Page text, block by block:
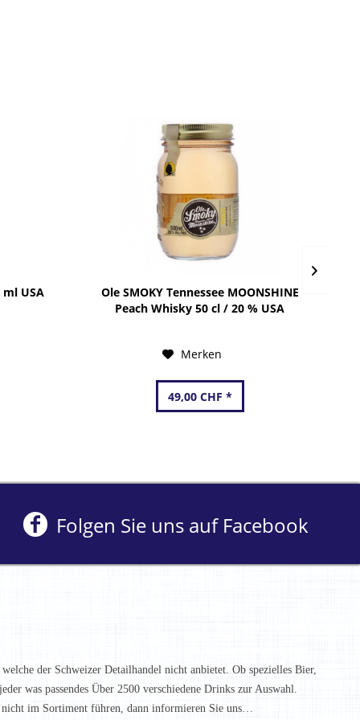
USA
Ole SMOKY Tennessee MOONSHINE
Peach Whisky 50 cl / 20 % USA
Merken
49,00 CHF *
Folgen Sie uns auf Facebook
der Schweizer Detailhandel nicht anbietet. Ob spezielles Bier,
was passendes Über 2500 verschiedene Drinks zur Auswahl.
im Sortiment führen, dann informieren Sie uns…